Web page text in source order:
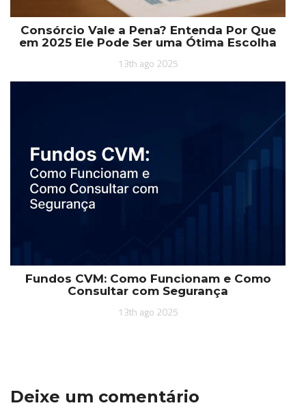
Consórcio Vale a Pena? Entenda Por Que
em 2025 Ele Pode Ser uma Ótima Escolha
13th ago 2025
Fundos CVM: Como Funcionam e Como
Consultar com Segurança
13th ago 2025
Deixe um comentário